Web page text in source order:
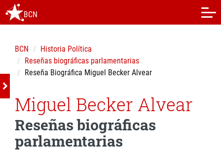
BCN
BCN
Historia Política
Reseñas biográficas parlamentarias
Reseña Biográfica Miguel Becker Alvear
Miguel Becker Alvear
Reseñas biográficas
parlamentarias